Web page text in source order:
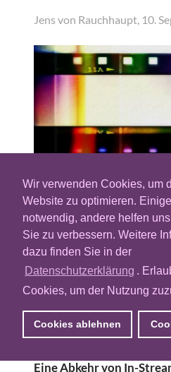
Wir verwenden Cookies, um
Website zu optimieren.
notwendig, andere helfen
Sie zu verbessern. Weitere
dazu finden Sie in der
Datenschutzerklärung .
Cookies, um der Nutzung
Cookies ablehnen
Jens von Rauchhaupt, 10.
Der Content an
entsprechend hoch sind
Stream-Videowerbung
Roll). Doch nun kommt
diese festgefahrene
Videoformate könnten
eine interessante
Rede ist von der
Werbung. Allerdings gilt
Eine Abkehr von In-